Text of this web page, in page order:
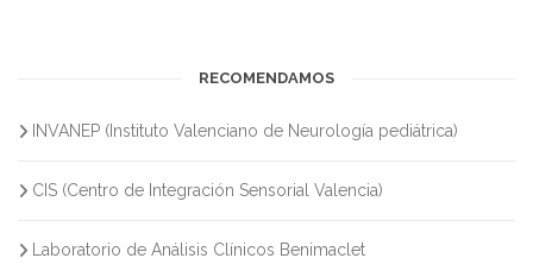
RECOMENDAMOS
INVANEP (Instituto Valenciano de Neurología pediátrica)
CIS (Centro de Integración Sensorial Valencia)
Laboratorio de Análisis Clínicos Benimaclet